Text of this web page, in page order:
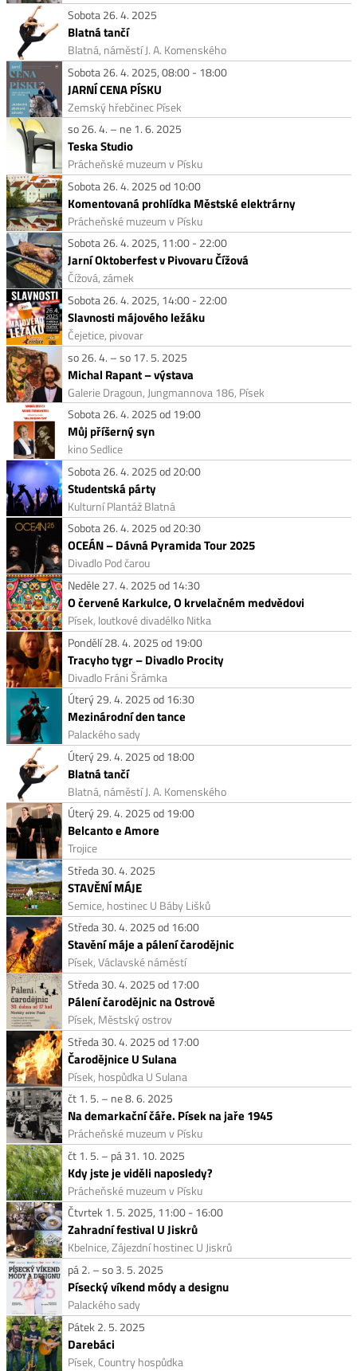
Sobota 26. 4. 2025
Blatná tančí
Blatná, náměstí J. A. Komenského
Sobota 26. 4. 2025, 08:00 - 18:00
JARNÍ CENA PÍSKU
Zemský hřebčinec Písek
so 26. 4. – ne 1. 6. 2025
Teska Studio
Prácheňské muzeum v Písku
Sobota 26. 4. 2025 od 10:00
Komentovaná prohlídka Městské elektrárny
Prácheňské muzeum v Písku
Sobota 26. 4. 2025, 11:00 - 22:00
Jarní Oktoberfest v Pivovaru Čížová
Čížová, zámek
Sobota 26. 4. 2025, 14:00 - 22:00
Slavnosti májového ležáku
Čejetice, pivovar
so 26. 4. – so 17. 5. 2025
Michal Rapant – výstava
Galerie Dragoun, Jungmannova 186, Písek
Sobota 26. 4. 2025 od 19:00
Můj příšerný syn
kino Sedlice
Sobota 26. 4. 2025 od 20:00
Studentská párty
Kulturní Plantáž Blatná
Sobota 26. 4. 2025 od 20:30
OCEÁN – Dávná Pyramida Tour 2025
Divadlo Pod čarou
Neděle 27. 4. 2025 od 14:30
O červené Karkulce, O krvelačném medvědovi
Písek, loutkové divadélko Nitka
Pondělí 28. 4. 2025 od 19:00
Tracyho tygr – Divadlo Procity
Divadlo Fráni Šrámka
Úterý 29. 4. 2025 od 16:30
Mezinárodní den tance
Palackého sady
Úterý 29. 4. 2025 od 18:00
Blatná tančí
Blatná, náměstí J. A. Komenského
Úterý 29. 4. 2025 od 19:00
Belcanto e Amore
Trojice
Středa 30. 4. 2025
STAVĚNÍ MÁJE
Semice, hostinec U Báby Lišků
Středa 30. 4. 2025 od 16:00
Stavění máje a pálení čarodějnic
Písek, Václavské náměstí
Středa 30. 4. 2025 od 17:00
Pálení čarodějnic na Ostrově
Písek, Městský ostrov
Středa 30. 4. 2025 od 17:00
Čarodějnice U Sulana
Písek, hospůdka U Sulana
čt 1. 5. – ne 8. 6. 2025
Na demarkační čáře. Písek na jaře 1945
Prácheňské muzeum v Písku
čt 1. 5. – pá 31. 10. 2025
Kdy jste je viděli naposledy?
Prácheňské muzeum v Písku
Čtvrtek 1. 5. 2025, 11:00 - 16:00
Zahradní festival U Jiskrů
Kbelnice, Zájezdní hostinec U Jiskrů
pá 2. – so 3. 5. 2025
Písecký víkend módy a designu
Palackého sady
Pátek 2. 5. 2025
Darebáci
Písek, Country hospůdka